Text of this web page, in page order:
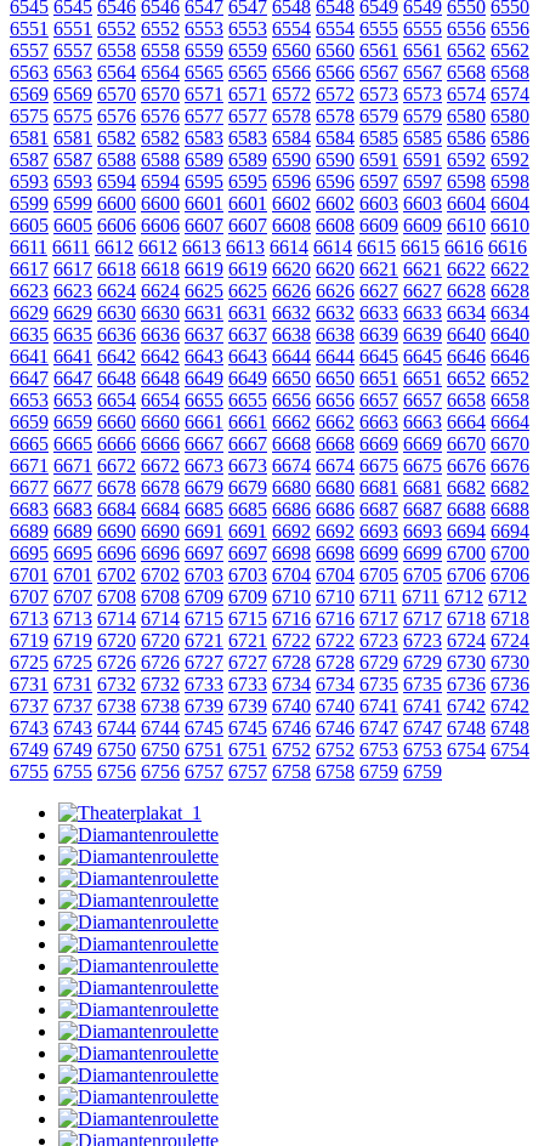
6545 6545 6546 6546 6547 6547 6548 6548 6549 6549 6550 6550
6551 6551 6552 6552 6553 6553 6554 6554 6555 6555 6556 6556
6557 6557 6558 6558 6559 6559 6560 6560 6561 6561 6562 6562
6563 6563 6564 6564 6565 6565 6566 6566 6567 6567 6568 6568
6569 6569 6570 6570 6571 6571 6572 6572 6573 6573 6574 6574
6575 6575 6576 6576 6577 6577 6578 6578 6579 6579 6580 6580
6581 6581 6582 6582 6583 6583 6584 6584 6585 6585 6586 6586
6587 6587 6588 6588 6589 6589 6590 6590 6591 6591 6592 6592
6593 6593 6594 6594 6595 6595 6596 6596 6597 6597 6598 6598
6599 6599 6600 6600 6601 6601 6602 6602 6603 6603 6604 6604
6605 6605 6606 6606 6607 6607 6608 6608 6609 6609 6610 6610
6611 6611 6612 6612 6613 6613 6614 6614 6615 6615 6616 6616
6617 6617 6618 6618 6619 6619 6620 6620 6621 6621 6622 6622
6623 6623 6624 6624 6625 6625 6626 6626 6627 6627 6628 6628
6629 6629 6630 6630 6631 6631 6632 6632 6633 6633 6634 6634
6635 6635 6636 6636 6637 6637 6638 6638 6639 6639 6640 6640
6641 6641 6642 6642 6643 6643 6644 6644 6645 6645 6646 6646
6647 6647 6648 6648 6649 6649 6650 6650 6651 6651 6652 6652
6653 6653 6654 6654 6655 6655 6656 6656 6657 6657 6658 6658
6659 6659 6660 6660 6661 6661 6662 6662 6663 6663 6664 6664
6665 6665 6666 6666 6667 6667 6668 6668 6669 6669 6670 6670
6671 6671 6672 6672 6673 6673 6674 6674 6675 6675 6676 6676
6677 6677 6678 6678 6679 6679 6680 6680 6681 6681 6682 6682
6683 6683 6684 6684 6685 6685 6686 6686 6687 6687 6688 6688
6689 6689 6690 6690 6691 6691 6692 6692 6693 6693 6694 6694
6695 6695 6696 6696 6697 6697 6698 6698 6699 6699 6700 6700
6701 6701 6702 6702 6703 6703 6704 6704 6705 6705 6706 6706
6707 6707 6708 6708 6709 6709 6710 6710 6711 6711 6712 6712
6713 6713 6714 6714 6715 6715 6716 6716 6717 6717 6718 6718
6719 6719 6720 6720 6721 6721 6722 6722 6723 6723 6724 6724
6725 6725 6726 6726 6727 6727 6728 6728 6729 6729 6730 6730
6731 6731 6732 6732 6733 6733 6734 6734 6735 6735 6736 6736
6737 6737 6738 6738 6739 6739 6740 6740 6741 6741 6742 6742
6743 6743 6744 6744 6745 6745 6746 6746 6747 6747 6748 6748
6749 6749 6750 6750 6751 6751 6752 6752 6753 6753 6754 6754
6755 6755 6756 6756 6757 6757 6758 6758 6759 6759